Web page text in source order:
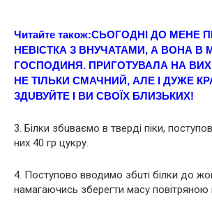
Читайте також:CЬOГОДНІ ДО МЕНЕ
НЕВІСТКА З ВНУЧАТАМИ, А ВОНА В
ГОСПОДИНЯ. ПРИГОТУВАЛА НА
НЕ ТІЛЬКИ СМАЧНИЙ, АЛЕ І ДУЖЕ
ЗДUВУЙТЕ І ВИ СВOЇХ БЛИЗЬКИХ!
3. Білки збuваємо в тверді піки,
них 40 гр цукру.
4. Поступово вводимо збuті білки до
намагаючись зберегти масу повітряною